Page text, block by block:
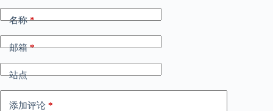
名称*
邮箱*
站点
添加评论 *